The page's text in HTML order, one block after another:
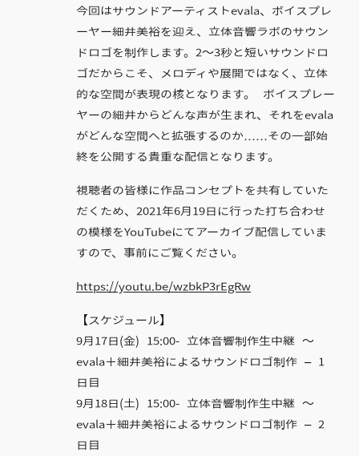
今回はサウンドアーティストevala、ボイスプレ
ーヤー細井美裕を迎え、立体音響ラボのサウン
ドロゴを制作します。2～3秒と短いサウンドロ
ゴだからこそ、メロディや展開ではなく、立体
的な空間が表現の核となります。 ボイスプレー
ヤーの細井からどんな声が生まれ、それをevala
がどんな空間へと拡張するのか……その一部始
終を公開する貴重な配信となります。
視聴者の皆様に作品コンセプトを共有していた
だくため、2021年6月19日に行った打ち合わせ
の模様をYouTubeにてアーカイブ配信していま
すので、事前にご覧ください。
https://youtu.be/wzbkP3rEgRw
【スケジュール】
9月17日(金) 15:00- 立体音響制作生中継 ～
evala＋細井美裕によるサウンドロゴ制作 – 1
日目
9月18日(土) 15:00- 立体音響制作生中継 ～
evala＋細井美裕によるサウンドロゴ制作 – 2
日目